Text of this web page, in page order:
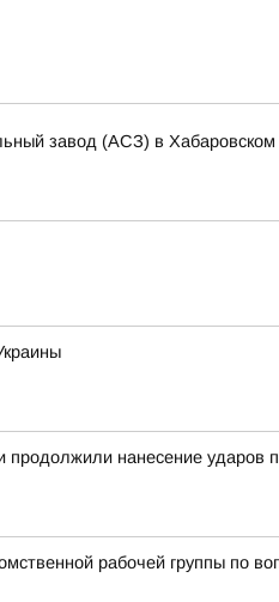
завод (АСЗ) в
нанесение ударов
рабочей группы по